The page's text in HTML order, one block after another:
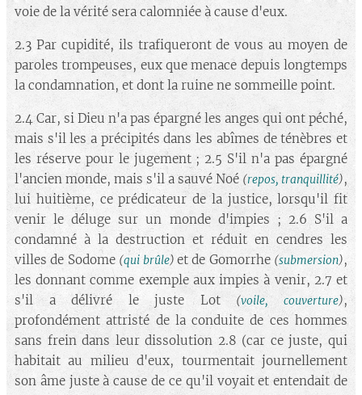
voie de la vérité sera calomniée à cause d'eux.
2.3 Par cupidité, ils trafiqueront de vous au moyen de
paroles trompeuses, eux que menace depuis longtemps
la condamnation, et dont la ruine ne sommeille point.
2.4 Car, si Dieu n'a pas épargné les anges qui ont péché,
mais s'il les a précipités dans les abîmes de ténèbres et
les réserve pour le jugement ; 2.5 S'il n'a pas épargné
l'ancien monde, mais s'il a sauvé Noé (repos, tranquillité),
lui huitième, ce prédicateur de la justice, lorsqu'il fit
venir le déluge sur un monde d'impies ; 2.6 S'il a
condamné à la destruction et réduit en cendres les
villes de Sodome (qui brûle) et de Gomorrhe (submersion),
les donnant comme exemple aux impies à venir, 2.7 et
s'il a délivré le juste Lot (voile, couverture),
profondément attristé de la conduite de ces hommes
sans frein dans leur dissolution 2.8 (car ce juste, qui
habitait au milieu d'eux, tourmentait journellement
son âme juste à cause de ce qu'il voyait et entendait de